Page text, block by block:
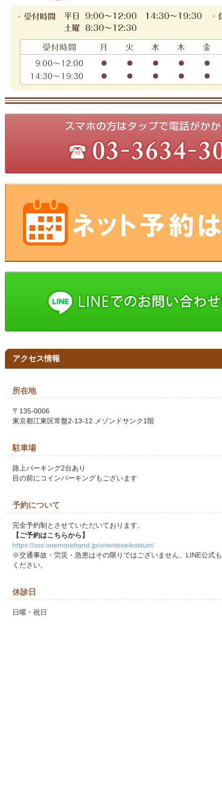
アクセス情報
所在地
〒135-0006
東京都江東区常盤2-13-12 メゾンドサンク1階
駐車場
路上パーキング2台あり
目の前にコインパーキングもございます
予約について
完全予約制とさせていただいております。
【ご予約はこちらから】
https://ssv.onemorehand.jp/orienteseikotsuin/
※交通事故・労災・急患はその限りではございません。LINE公式
ください。
休診日
日曜・祝日